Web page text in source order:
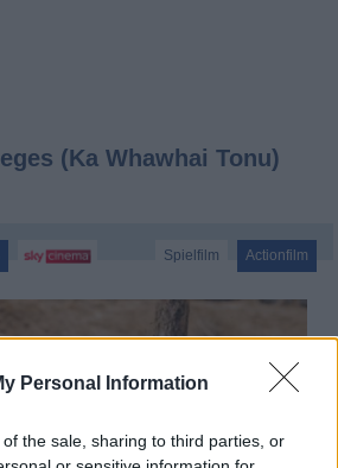
Personal Information
the sale, sharing to third parties, or
(Ka Whawhai Tonu)
Spielfilm Actionfilm